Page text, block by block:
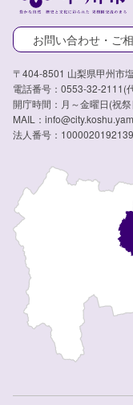
お問い合わせ・ご
〒404-8501 山梨県甲州市
電話番号：0553-32-
開庁時間：月～金曜日(祝
MAIL：
法人番号：1000020192139